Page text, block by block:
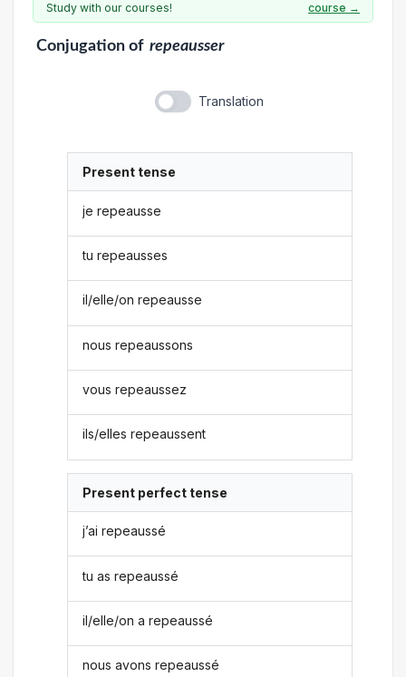
Study with our courses!
course →
Conjugationof repeausser
Translation
Present tense
je repeausse
tu repeausses
il/elle/on repeausse
nous repeaussons
vous repeaussez
ils/elles repeaussent
Present perfect tense
j’ai repeaussé
tu as repeaussé
il/elle/on a repeaussé
nous avons repeaussé